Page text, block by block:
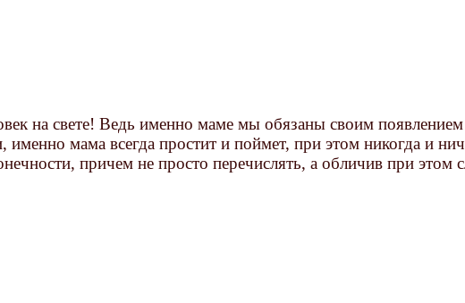
на свете! Ведь именно маме мы обязаны своим появлением
именно мама всегда простит и поймет, при этом никогда и
причем не просто перечислять, а обличив при этом